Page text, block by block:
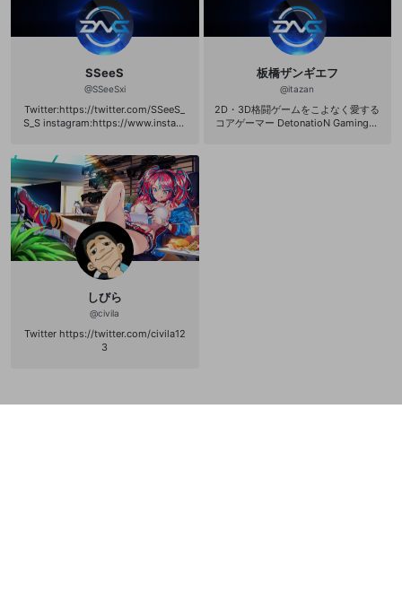
ァンレターなど 〒 108-0073 東京都
港区三田1-4-1 住友不動産麻布十番ビ
ル4F 株式会社DetonatioN「にえと
SSeeS
@SSeeSxi
Twitter:https://twitter.com/SSeeS_
S_S instagram:https://www.instagr
el/UCk_B0SdhfHAvLbSgSDJBU-Q?
view_as=subscriber PUBG設定 解像
度:1728*1080 マウス感度 一般:36 垂
直感度:1.3 AIM:30 ADS:25 2倍:28 3
倍29 4.6.8倍 30
板橋ザンギエフ
@itazan
2D・3D格闘ゲームをこよなく愛する
コアゲーマー DetonatioN Gaming所
しびら
@civila
Twitter https://twitter.com/civila12
3